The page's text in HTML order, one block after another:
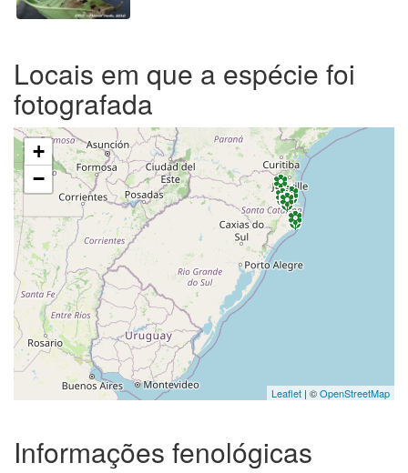
Locais em que a espécie foi
fotografada
+
−
Leaflet | ©OpenStreetMap
Informações fenológicas